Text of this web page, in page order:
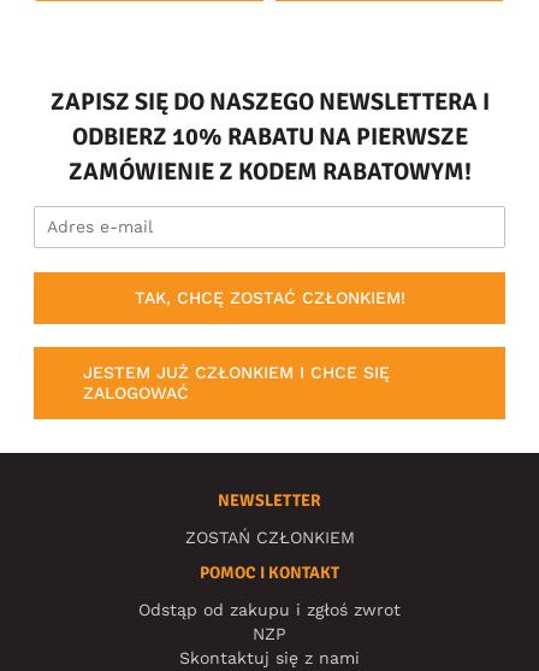
ZAPISZ SIĘ DO NASZEGO NEWSLETTERA I
ODBIERZ 10% RABATU NA PIERWSZE
ZAMÓWIENIE Z KODEM RABATOWYM!
TAK, CHCĘ ZOSTAĆ CZŁONKIEM!
JESTEM JUŻ CZŁONKIEM I CHCE SIĘ
ZALOGOWAĆ
NEWSLETTER
ZOSTAŃ CZŁONKIEM
POMOC I KONTAKT
Odstąp od zakupu i zgłoś zwrot
NZP
Skontaktuj się z nami